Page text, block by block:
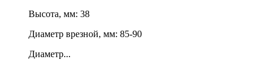
Высота, мм: 38
Диаметр врезной, мм: 85-90
Диаметр...